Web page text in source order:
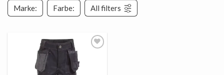
Marke: Farbe: All filters